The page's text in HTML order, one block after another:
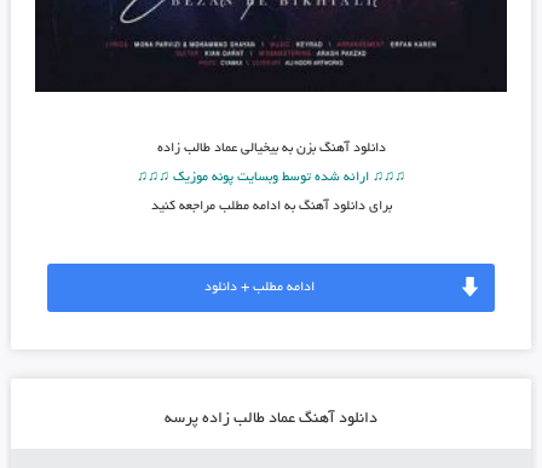
دانلود آهنگ بزن به بیخیالی عماد طالب زاده
♫♫♫ ارائه شده توسط وبسایت پونه موزیک ♫♫♫
برای دانلود آهنگ به ادامه مطلب مراجعه کنید
ادامه مطلب + دانلود
دانلود آهنگ عماد طالب زاده پرسه